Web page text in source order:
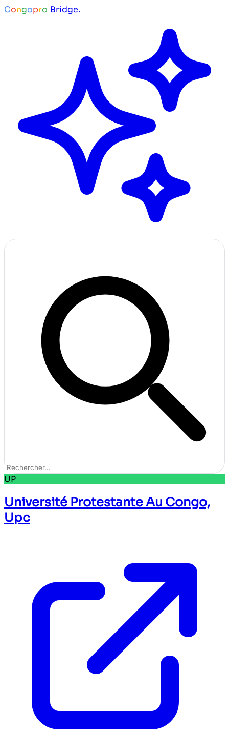
Congopro Bridge.
UP
Université Protestante Au Congo,
Upc